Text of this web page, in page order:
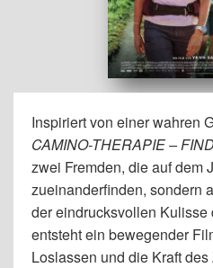
Inspiriert von einer wahren
CAMINO-THERAPIE –
zwei Fremden, die auf dem
zueinanderfinden, sondern
der eindrucksvollen
entsteht ein bewegender
Loslassen und die Kraft